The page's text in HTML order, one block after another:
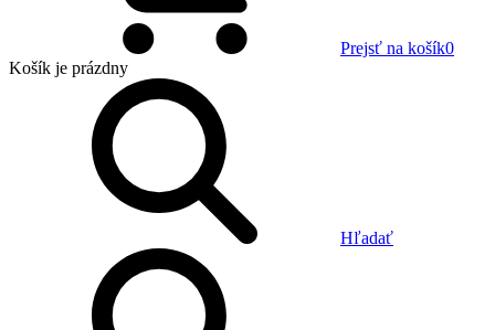
Prejsť na košík0
Košík je prázdny
Hľadať